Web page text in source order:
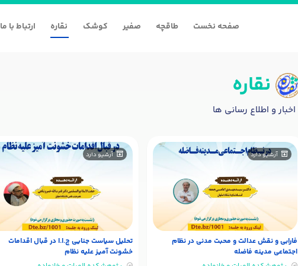
صفحه نخست طاقچه صفیر کوشک نقاره ارتباط با ما
مهر آبان
نقاره
اخبار و اطلاع رسانی ها
آرشیو دارد
فارابی و نقش عدالت و محبت مدنی در نظام
اجتماعی مدینه فاضله
آرشیو دارد
تحلیل سیاست جنایی ج.ا.ا در قبال اقدامات
خشونت آمیز علیه نظام